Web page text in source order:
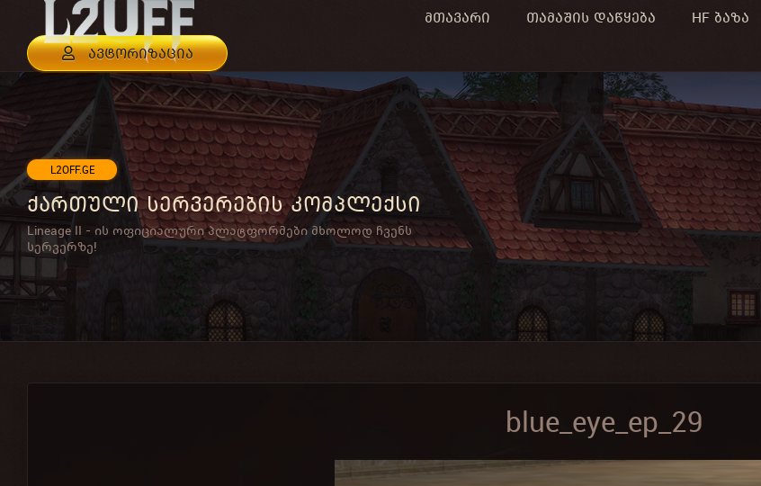
მთავარი თამაშის დაწყება HF ბაზა
ავტორიზაცია
L2OFF.GE
ქართული სერვერების კომპლექსი
Lineage II - ის ოფიციალური პლატფორმები მხოლოდ ჩვენს
სერვერზე!
blue_eye_ep_29